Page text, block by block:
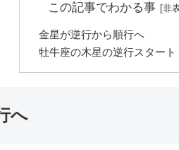
この記事でわかる事
金星が逆行から順行へ
牡牛座の木星の逆行スタート
へ